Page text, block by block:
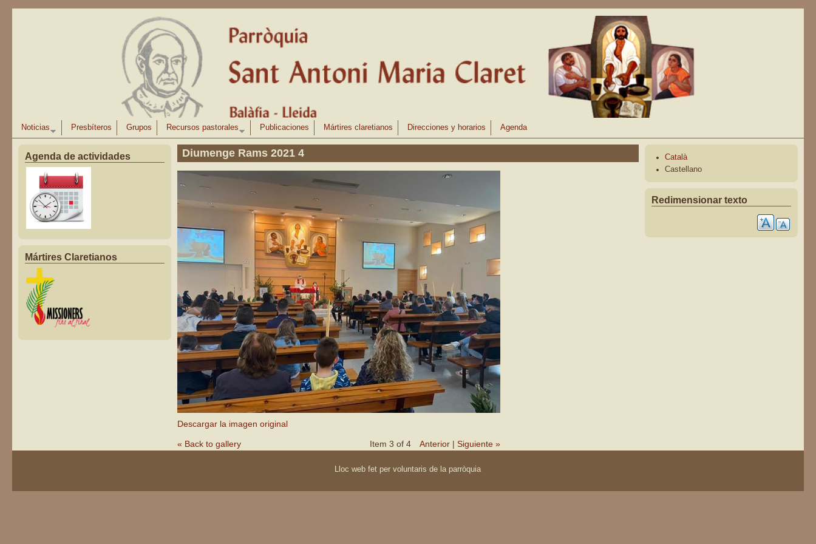
Noticias Presbíteros Grupos Recursos pastorales Publicaciones Mártires claretianos Direcciones y horarios Agenda
Agenda de actividades
Mártires Claretianos
Diumenge Rams 2021 4
Descargar la imagen original
« Back to gallery Item 3 of 4 Anterior |Siguiente »
Català
Castellano
Redimensionar texto
Lloc web fet per voluntaris de la parròquia